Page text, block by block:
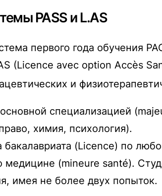
PASS и L.AS
первого года обучения
(Licence avec option Accès
и
специализацией
химия, психология).
(Licence) по
(mineure santé).
имея не более двух попыток.